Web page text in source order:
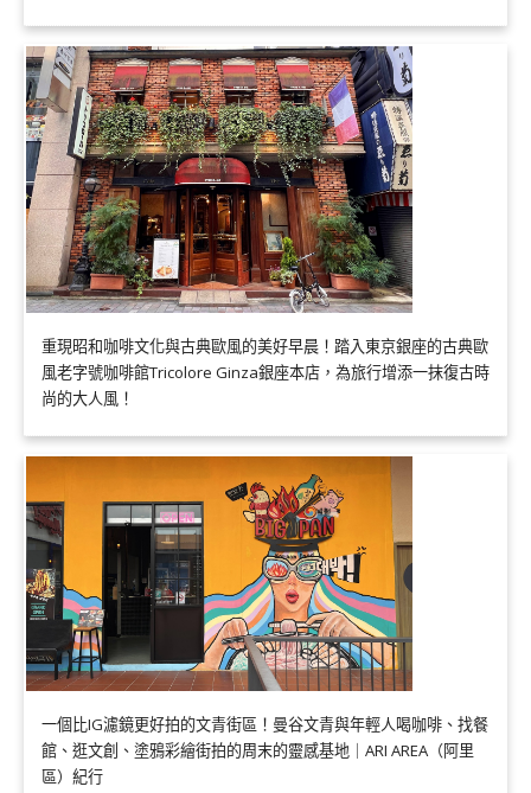
重現昭和咖啡文化與古典歐風的美好早晨！踏入東京銀座的古典歐
風老字號咖啡館Tricolore Ginza銀座本店，為旅行增添一抹復古時
尚的大人風！
一個比IG濾鏡更好拍的文青街區！曼谷文青與年輕人喝咖啡、找餐
館、逛文創、塗鴉彩繪街拍的周末的靈感基地｜ARI AREA（阿里
區）紀行